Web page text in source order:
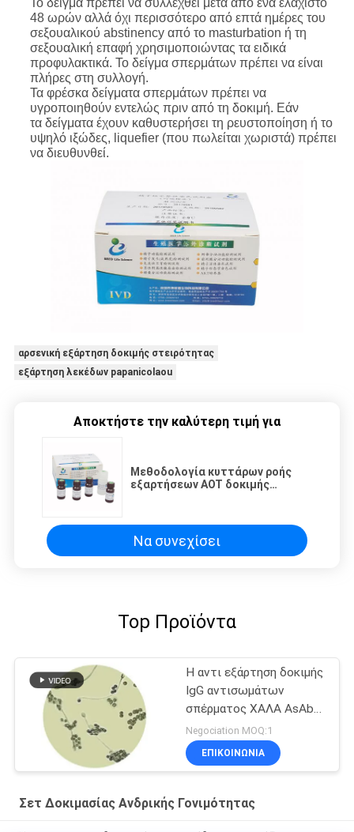
Το δείγμα πρέπει να συλλεχθεί μετά από ένα ελάχιστο
48 ωρών αλλά όχι περισσότερο από επτά ημέρες του
σεξουαλικού abstinency από το masturbation ή τη
σεξουαλική επαφή χρησιμοποιώντας τα ειδικά
προφυλακτικά. Το δείγμα σπερμάτων πρέπει να είναι
πλήρες στη συλλογή.
Τα φρέσκα δείγματα σπερμάτων πρέπει να
υγροποιηθούν εντελώς πριν από τη δοκιμή. Εάν
τα δείγματα έχουν καθυστερήσει τη ρευστοποίηση ή το
υψηλό ιξώδες, liquefier (που πωλείται χωριστά) πρέπει
να διευθυνθεί.
αρσενική εξάρτηση δοκιμής στειρότητας
εξάρτηση λεκέδων papanicolaou
Αποκτήστε την καλύτερη τιμή για
Μεθοδολογία κυττάρων ροής
εξαρτήσεων AOT δοκιμής
Να συνεχίσει
Top Προϊόντα
Η αντι εξάρτηση δοκιμής
IgG αντισωμάτων
σπέρματος ΧΑΛΑ AsAb
για την ανοσολογική
στειρότητα
Negociation MOQ:1
ΕΠΙΚΟΙΝΩΝΊΑ
Σετ Δοκιμασίας Ανδρικής Γονιμότητας